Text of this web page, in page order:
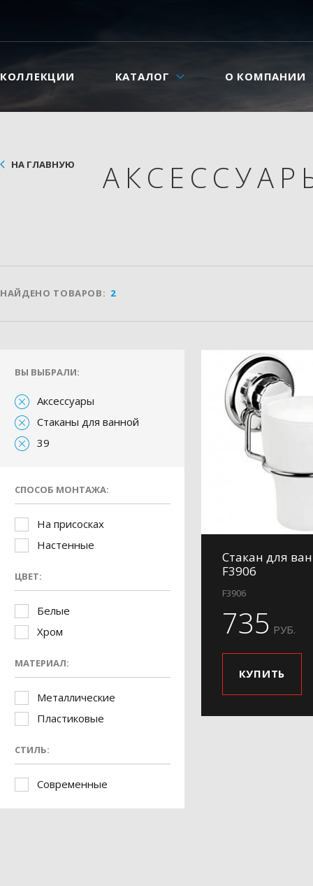
КОЛЛЕКЦИИ КАТАЛОГ О КОМПАНИИ
НА ГЛАВНУЮ
НАЙДЕНО ТОВАРОВ: 2
ВЫ ВЫБРАЛИ:
Аксессуары
Стаканы для ванной
39
СПОСОБ МОНТАЖА:
На присосках
Настенные
ЦВЕТ:
Белые
Хром
МАТЕРИАЛ:
Металлические
Пластиковые
СТИЛЬ:
Современные
Стакан для
F3906
F3906
735 РУБ.
КУПИТЬ